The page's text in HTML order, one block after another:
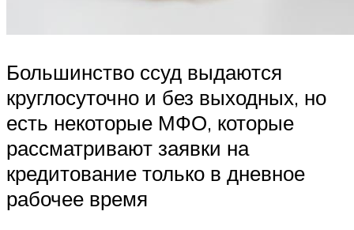
Большинство ссуд выдаются
круглосуточно и без выходных, но
есть некоторые МФО, которые
рассматривают заявки на
кредитование только в дневное
рабочее время